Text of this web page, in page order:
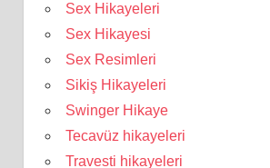
Sex Hikayeleri
Sex Hikayesi
Sex Resimleri
Sikiş Hikayeleri
Swinger Hikaye
Tecavüz hikayeleri
Travesti hikayeleri